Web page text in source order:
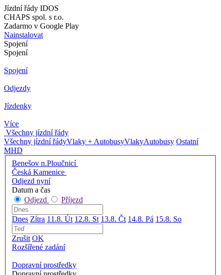
Jízdní řády IDOS
CHAPS spol. s r.o.
Zadarmo v Google Play
Nainstalovat
Spojení
Spojení
Spojení
Odjezdy
Jízdenky
Více
Všechny jízdní řády
Všechny jízdní řádyVlaky + AutobusyVlakyAutobusy Ostatní
MHD
Benešov n.Ploučnicí
Česká Kamenice
Odjezd nyní
Datum a čas
Odjezd
Příjezd
Dnes Zítra 11.8. Út 12.8. St 13.8. Čt 14.8. Pá 15.8. So
Zrušit OK
Rozšířené zadání
Dopravní prostředky